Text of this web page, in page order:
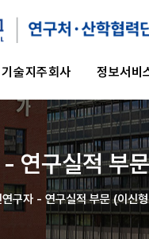
기술지주회사 정보서비
연구실적 부
구자 - 연구실적 부문 (이신